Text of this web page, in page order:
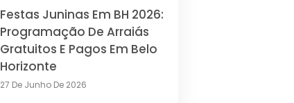
Festas Juninas Em BH 2026:
Programação De Arraiás
Gratuitos E Pagos Em Belo
Horizonte
27 De Junho De 2026